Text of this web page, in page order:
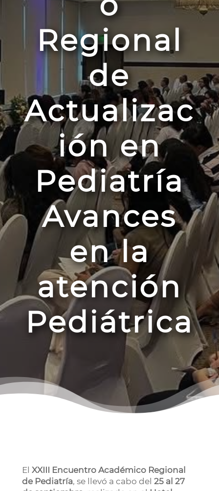
Regional
de
Actualizac
ión en
Pediatría
Avances
en la
atención
Pediátrica
El XXIII Encuentro Académico Regional
de Pediatría, se llevó a cabo del 25 al 27